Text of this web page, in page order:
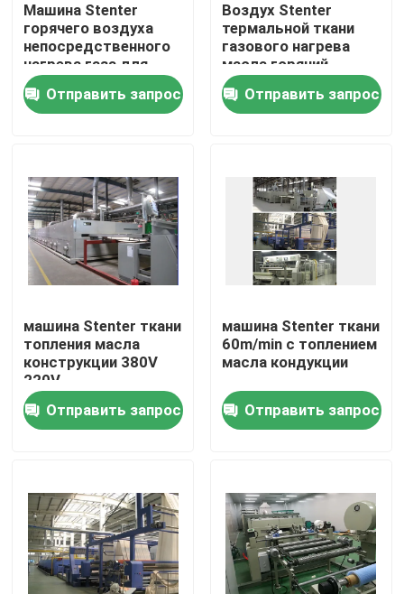
Дом
О нас
Путешествие фабрики
Свяжитесь мы
новости
доводочный станок стентер
stenter установки жары
Машина Stenter
горячего воздуха
непосредственного
нагрева газа для
тканей
Отправить запрос
Воздух Stenter
термальной ткани
газового нагрева
масла горячий
Отправить запрос
машина Stenter ткани
топления масла
конструкции 380V
220V
Отправить запрос
машина Stenter ткани
60m/min с топлением
масла кондукции
Отправить запрос